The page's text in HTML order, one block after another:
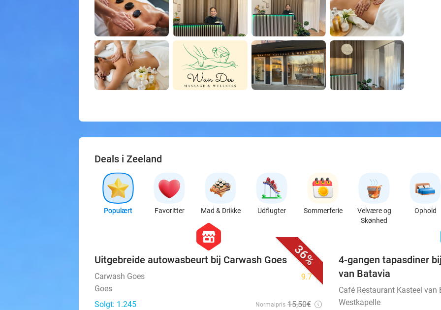
Deals i Zeeland
Populært Favoritter Mad & Drikke Udflugter Sommerferie
Velvære og
Skønhed
Ophold
36%
hexagon
store
Uitgebreide autowasbeurt bij Carwash Goes
Carwash Goes 9.7star
Goes
Solgt: 1.245
Normalpris 15,50€
4-gangen tapasdiner
van Batavia
Café Restaurant Kasteel van
Westkapelle